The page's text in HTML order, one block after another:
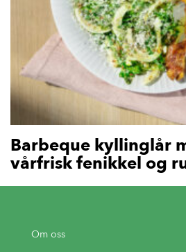
Barbeque kyllinglår
vårfrisk fenikkel og
Om oss